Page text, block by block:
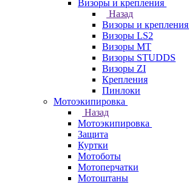
Визоры и крепления
Назад
Визоры и крепления
Визоры LS2
Визоры MT
Визоры STUDDS
Визоры ZI
Крепления
Пинлоки
Мотоэкипировка
Назад
Мотоэкипировка
Защита
Куртки
Мотоботы
Мотоперчатки
Мотоштаны